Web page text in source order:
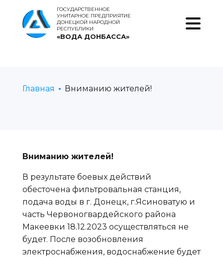
ГОСУДАРСТВЕННОЕ
УНИТАРНОЕ ПРЕДПРИЯТИЕ
ДОНЕЦКОЙ НАРОДНОЙ
РЕСПУБЛИКИ
«ВОДА ДОНБАССА»
Главная Вниманию жителей!
Вниманию жителей!
В результате боевых действий
обесточена фильтровальная станция,
подача воды в г. Донецк, г.Ясиноватую и
часть Червоногвардейского района
Макеевки 18.12.2023 осуществляться не
будет. После возобновления
электроснабжения, водоснабжение будет